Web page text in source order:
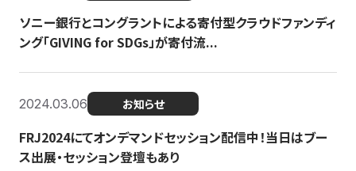
ソニー銀行とコングラントによる寄付型クラウドファンディ
ング「GIVING for SDGs」が寄付流...
2024.03.06 お知らせ
FRJ2024にてオンデマンドセッション配信中！当日はブー
ス出展・セッション登壇もあり